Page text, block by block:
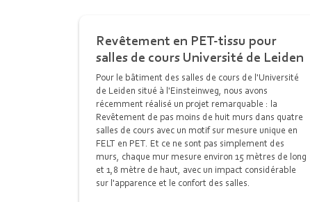
Revêtement en PET-tissu pour
salles de cours Université de Leiden
Pour le bâtiment des salles de cours de l'Université
de Leiden situé à l'Einsteinweg, nous avons
récemment réalisé un projet remarquable : la
Revêtement de pas moins de huit murs dans quatre
salles de cours avec un motif sur mesure unique en
FELT en PET. Et ce ne sont pas simplement des
murs, chaque mur mesure environ 15 mètres de long
et 1,8 mètre de haut, avec un impact considérable
sur l'apparence et le confort des salles.